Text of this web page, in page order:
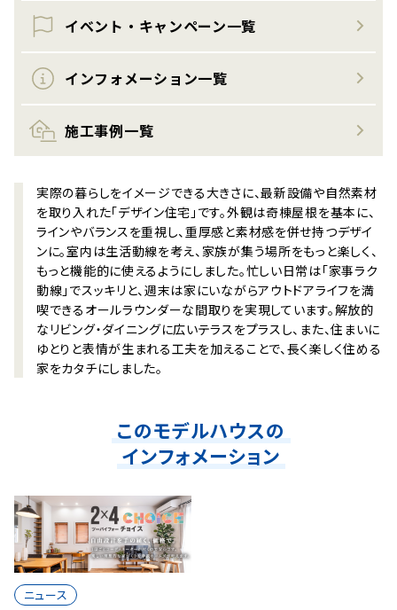
イベント・キャンペーン一覧
インフォメーション一覧
施工事例一覧
実際の暮らしをイメージできる大きさに、最新設備や自然素材
を取り入れた「デザイン住宅」です。外観は奇棟屋根を基本に、
ラインやバランスを重視し、重厚感と素材感を併せ持つデザイ
ンに。室内は生活動線を考え、家族が集う場所をもっと楽しく、
もっと機能的に使えるようにしました。忙しい日常は「家事ラク
動線」でスッキリと、週末は家にいながらアウトドアライフを満
喫できるオールラウンダーな間取りを実現しています。解放的
なリビング・ダイニングに広いテラスをプラスし、また、住まいに
ゆとりと表情が生まれる工夫を加えることで、長く楽しく住める
家をカタチにしました。
このモデルハウスの
インフォメーション
ニュース